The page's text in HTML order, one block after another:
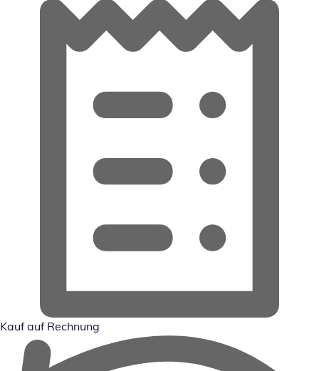
Kauf auf Rechnung